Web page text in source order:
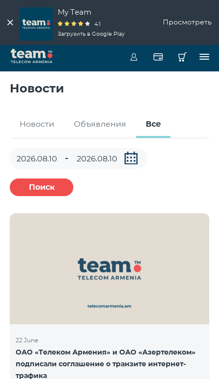
My Team
4.1
Загрузить в Google Play
Просмотреть
Новости
Новости Объявления Все
Поиск
22 June
ОАО «Телеком Армения» и ОАО «Азертелеком»
подписали соглашение о транзите интернет-
трафика